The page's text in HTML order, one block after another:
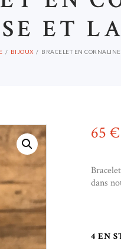
ET
BIJOUX BRACELET EN
65 €
dans
4 EN